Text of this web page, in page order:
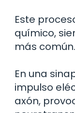
Este
químico,
más común.
En una
impulso
axón,